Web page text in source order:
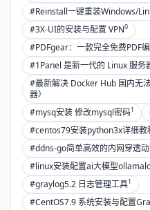
#Reinstall一键重装Windows/
#3X-UI的安装与配置 VPN0
#PDFgear：一款完全免费PDF
#1Panel 是新一代的 Linux 服务
#最新解决 Docker Hub 国内无
器）
#mysq安装 修改mysql密码1
#centos79安装python3x详细教
#ddns-go简单高效的内网穿透
#linux安装配置ai大模型
#graylog5.2 日志管理工具1
#CentOS7.9 系统安装与配置